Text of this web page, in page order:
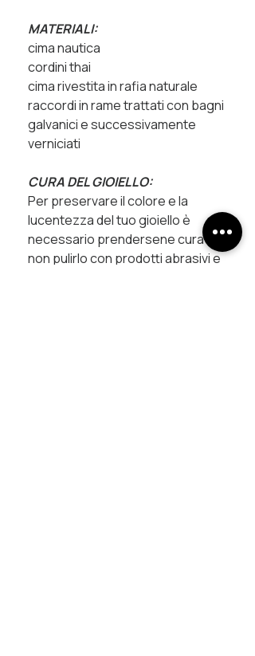
MATERIALI:
cima nautica
cordini thai
cima rivestita in rafia naturale
raccordi in rame trattati con bagni
galvanici e successivamente
verniciati
CURA DEL GIOIELLO:
Per preservare il colore e la
lucentezza del tuo gioiello è
necessario prendersene cura:
non pulirlo con prodotti abrasivi e